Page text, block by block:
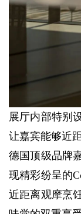
展厅内部特别
让嘉宾能够近
德国顶级品牌
现精彩纷呈的
近距离观摩烹